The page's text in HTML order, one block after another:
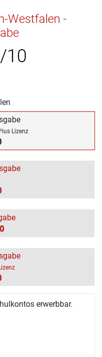
Westfalen -
10
Lizenz
erwerbbar.